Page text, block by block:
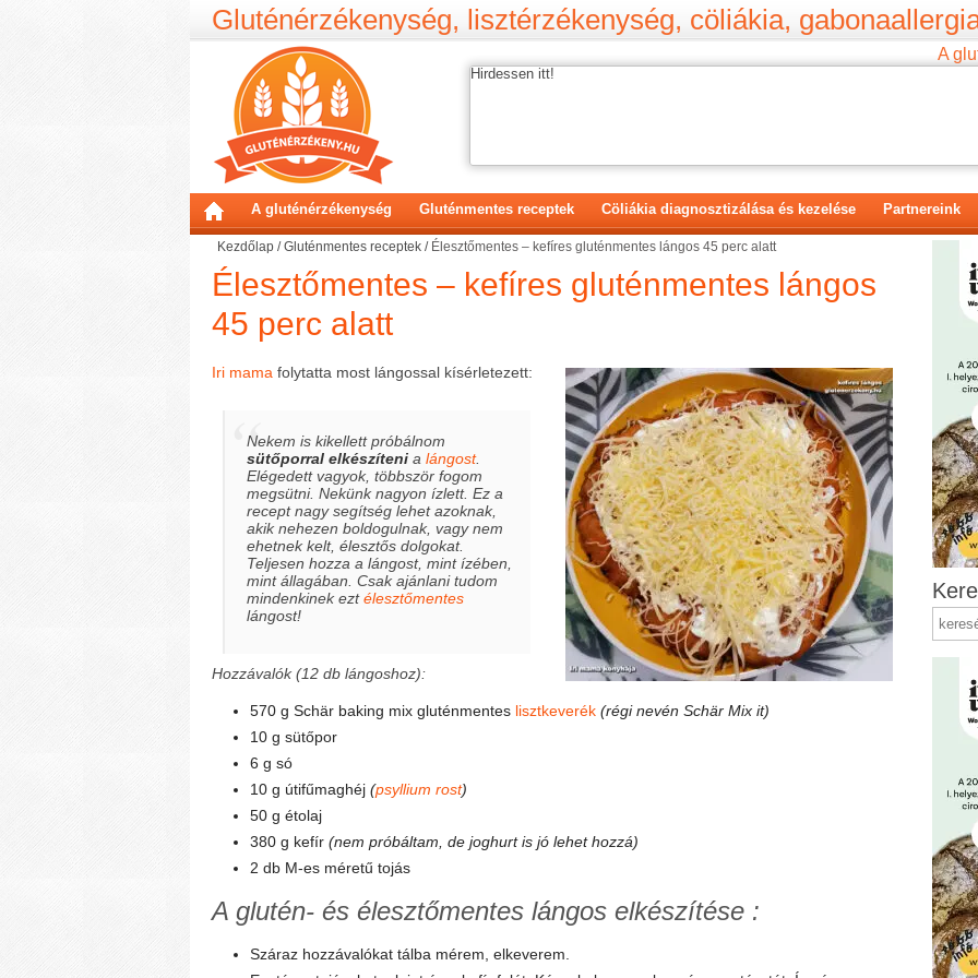
Gluténérzékenység, lisztérzékenység, cöliákia,
A
Hirdessen itt!
A gluténérzékenység Gluténmentes receptek Cöliákia diagnosztizálása és kezelése Partnereink
Kezdőlap /Gluténmentes receptek / Élesztőmentes – kefíres gluténmentes lángos 45 perc alatt
Élesztőmentes – kefíres gluténmentes lángos
45 perc alatt
Iri mama folytatta most lángossal kísérletezett:
Nekem is kikellett próbálnom
sütőporral elkészíteni a lángost.
Elégedett vagyok, többször fogom
megsütni. Nekünk nagyon ízlett. Ez a
recept nagy segítség lehet azoknak,
akik nehezen boldogulnak, vagy nem
ehetnek kelt, élesztős dolgokat.
Teljesen hozza a lángost, mint ízében,
mint állagában. Csak ajánlani tudom
mindenkinek eztélesztőmentes
lángost!
Hozzávalók (12 db lángoshoz):
570 g Schär baking mix gluténmentes lisztkeverék (régi nevén Schär Mix it)
10 g sütőpor
6 g só
10 g útifűmaghéj (psyllium rost)
50 g étolaj
380 g kefír (nem próbáltam, de joghurt is jó lehet hozzá)
2 db M-es méretű tojás
A glutén- és élesztőmentes lángos elkészítése :
Száraz hozzávalókat tálba mérem, elkeverem.